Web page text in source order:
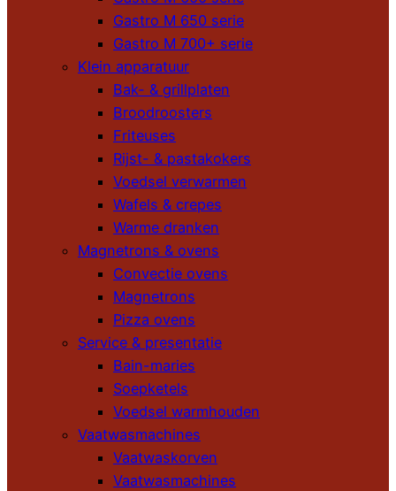
Gastro M 650 serie
Gastro M 700+ serie
Klein apparatuur
Bak- & grillplaten
Broodroosters
Friteuses
Rijst- & pastakokers
Voedsel verwarmen
Wafels & crepes
Warme dranken
Magnetrons & ovens
Convectie ovens
Magnetrons
Pizza ovens
Service & presentatie
Bain-maries
Soepketels
Voedsel warmhouden
Vaatwasmachines
Vaatwaskorven
Vaatwasmachines